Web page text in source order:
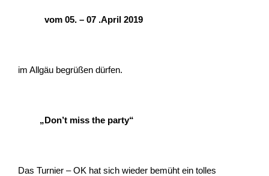
vom 05. – 07 .April 2019
im Allgäu begrüßen dürfen.
„Don’t miss the party“
Das Turnier – OK hat sich wieder bemüht ein tolles